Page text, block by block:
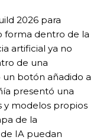
2026 para
forma dentro de la
artificial ya no
de una
botón añadido a
presentó una
y modelos propios
de la
IA puedan